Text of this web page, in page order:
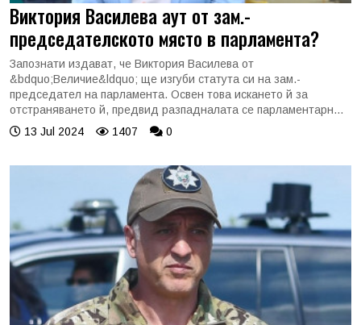
Виктория Василева аут от зам.-
председателското място в парламента?
Запознати издават, че Виктория Василева от
&bdquo;Величие&ldquo; ще изгуби статута си на зам.-
председател на парламента. Освен това искането й за
отстраняването й, предвид разпадналата се парламентарн...
13 Jul 2024
1407 0